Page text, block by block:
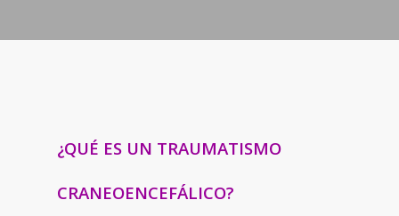
¿QUÉ ES UN TRAUMATISMO
CRANEOENCEFÁLICO?